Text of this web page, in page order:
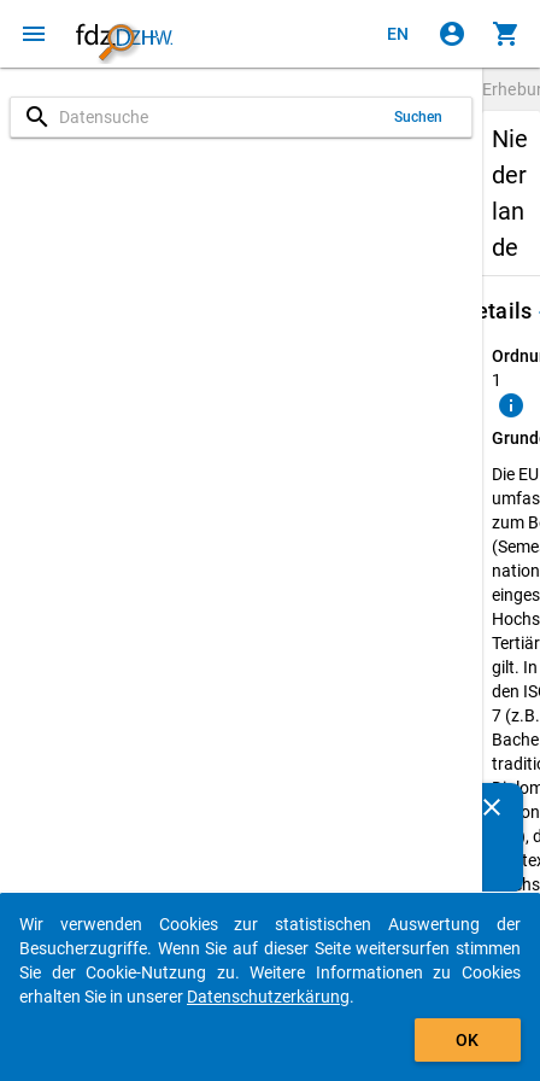
menu EN account_circle shopping_cart
search Suchen
Nie
der
lan
de
Details
1
info
Die
zum
gilt. In
den
7
etc.),
clear
auto_stories
add_shopping_cart
Wir verwenden Cookies zur statistischen Auswertung der
Besucherzugriffe. Wenn Sie auf dieser Seite weitersurfen stimmen
Sie der Cookie-Nutzung zu. Weitere Informationen zu Cookies
erhalten Sie in unserer Datenschutzerkärung.
OK